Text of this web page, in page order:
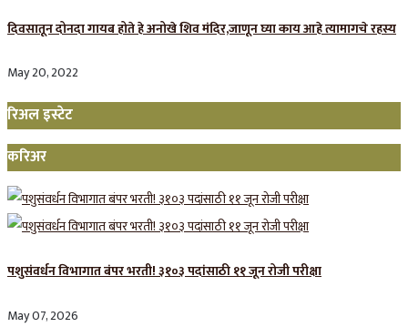
दिवसातून दोनदा गायब होते हे अनोखे शिव मंदिर,जाणून घ्या काय आहे त्यामागचे रहस्य
May 20, 2022
रिअल इस्टेट
करिअर
पशुसंवर्धन विभागात बंपर भरती! ३१०३ पदांसाठी ११ जून रोजी परीक्षा
May 07, 2026